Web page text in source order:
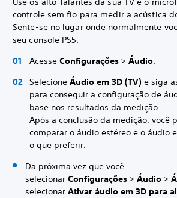
controle sem fio para medir a acústica
Sente-se no lugar onde normalmente
seu console PS5.
Acesse Configurações > Áudio.
Selecione Áudio em 3D (TV) e siga
para conseguir a configuração de
base nos resultados da medição.
Após a conclusão da medição, você
comparar o áudio estéreo e o áudio
o que preferir.
Da próxima vez que você
selecionar Configurações > Áudio >
selecionar Ativar áudio em 3D para